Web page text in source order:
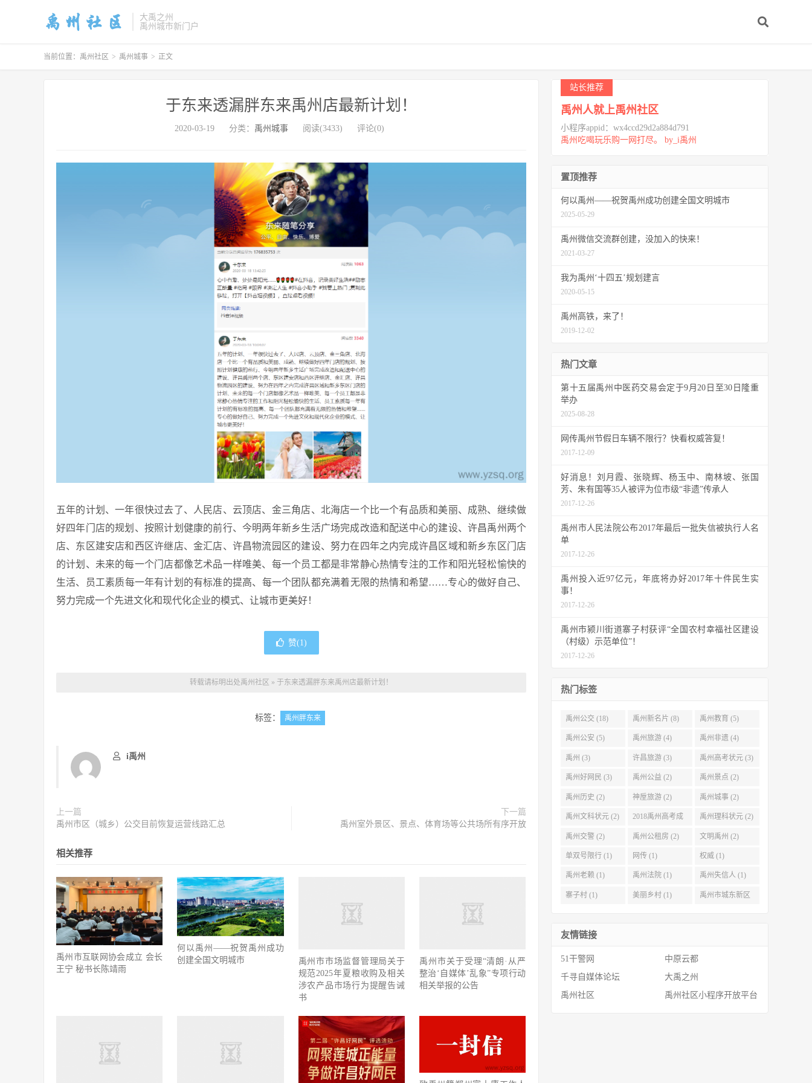
大禹之州
禹州城市新门户
当前位置： 禹州社区 > 禹州城事 > 正文
于东来透漏胖东来禹州店最新计划！
2020-03-19 分类： 禹州城事 阅读(3433) 评论(0)
五年的计划、一年很快过去了、人民店、云顶店、金三角店、北海店一个比一个有品质和美丽、成熟、继续做
好四年门店的规划、按照计划健康的前行、今明两年新乡生活广场完成改造和配送中心的建设、许昌禹州两个
店、东区建安店和西区许继店、金汇店、许昌物流园区的建设、努力在四年之内完成许昌区域和新乡东区门店
的计划、未来的每一个门店都像艺术品一样唯美、每一个员工都是非常静心热情专注的工作和阳光轻松愉快的
生活、员工素质每一年有计划的有标准的提高、每一个团队都充满着无限的热情和希望……专心的做好自己、
努力完成一个先进文化和现代化企业的模式、让城市更美好！
赞(1)
转载请标明出处禹州社区 » 于东来透漏胖东来禹州店最新计划！
标签： 禹州胖东来
i禹州
上一篇
禹州市区（城乡）公交目前恢复运营线路汇总
下一篇
禹州室外景区、景点、体育场等公共场所有序开放
相关推荐
禹州市互联网协会成立 会长
王宁 秘书长陈靖雨
何以禹州——祝贺禹州成功
创建全国文明城市
禹州市市场监督管理局关于
规范2025年夏粮收购及相关
涉农产品市场行为提醒告诫
书
禹州市关于受理“清朗·从严
整治‘自媒体’乱象”专项行动
相关举报的公告
站长推荐
禹州人就上禹州社区
小程序appid：wx4ccd29d2a884d791
禹州吃喝玩乐购一网打尽。 by_i禹州
置顶推荐
何以禹州——祝贺禹州成功创建全国文明城市
2025-05-29
禹州微信交流群创建，没加入的快来！
2021-03-27
我为禹州‘十四五’规划建言
2020-05-15
禹州高铁，来了！
2019-12-02
热门文章
第十五届禹州中医药交易会定于9月20日至30日隆重
举办
2025-08-28
网传禹州节假日车辆不限行？快看权威答复！
2017-12-09
好消息！刘月霞、张晓辉、杨玉中、南林坡、张国
芳、朱有国等35人被评为位市级“非遗”传承人
2017-12-26
禹州市人民法院公布2017年最后一批失信被执行人名
单
2017-12-26
禹州投入近97亿元，年底将办好2017年十件民生实
事！
2017-12-26
禹州市颍川街道寨子村获评“全国农村幸福社区建设
（村级）示范单位”！
2017-12-26
热门标签
禹州公交 (18) 禹州新名片 (8) 禹州教育 (5)
禹州公安 (5) 禹州旅游 (4) 禹州非遗 (4)
禹州 (3) 许昌旅游 (3) 禹州高考状元 (3)
禹州好网民 (3) 禹州公益 (2) 禹州景点 (2)
禹州历史 (2) 神垕旅游 (2) 禹州城事 (2)
禹州文科状元 (2) 2018禹州高考成
绩 (2)
禹州理科状元 (2)
禹州交警 (2) 禹州公租房 (2) 文明禹州 (2)
单双号限行 (1) 网传 (1) 权威 (1)
禹州老赖 (1) 禹州法院 (1) 禹州失信人 (1)
寨子村 (1) 美丽乡村 (1) 禹州市城东新区
友情链接
51干警网
中原云都
千寻自媒体论坛
大禹之州
禹州社区
禹州社区小程序开放平台